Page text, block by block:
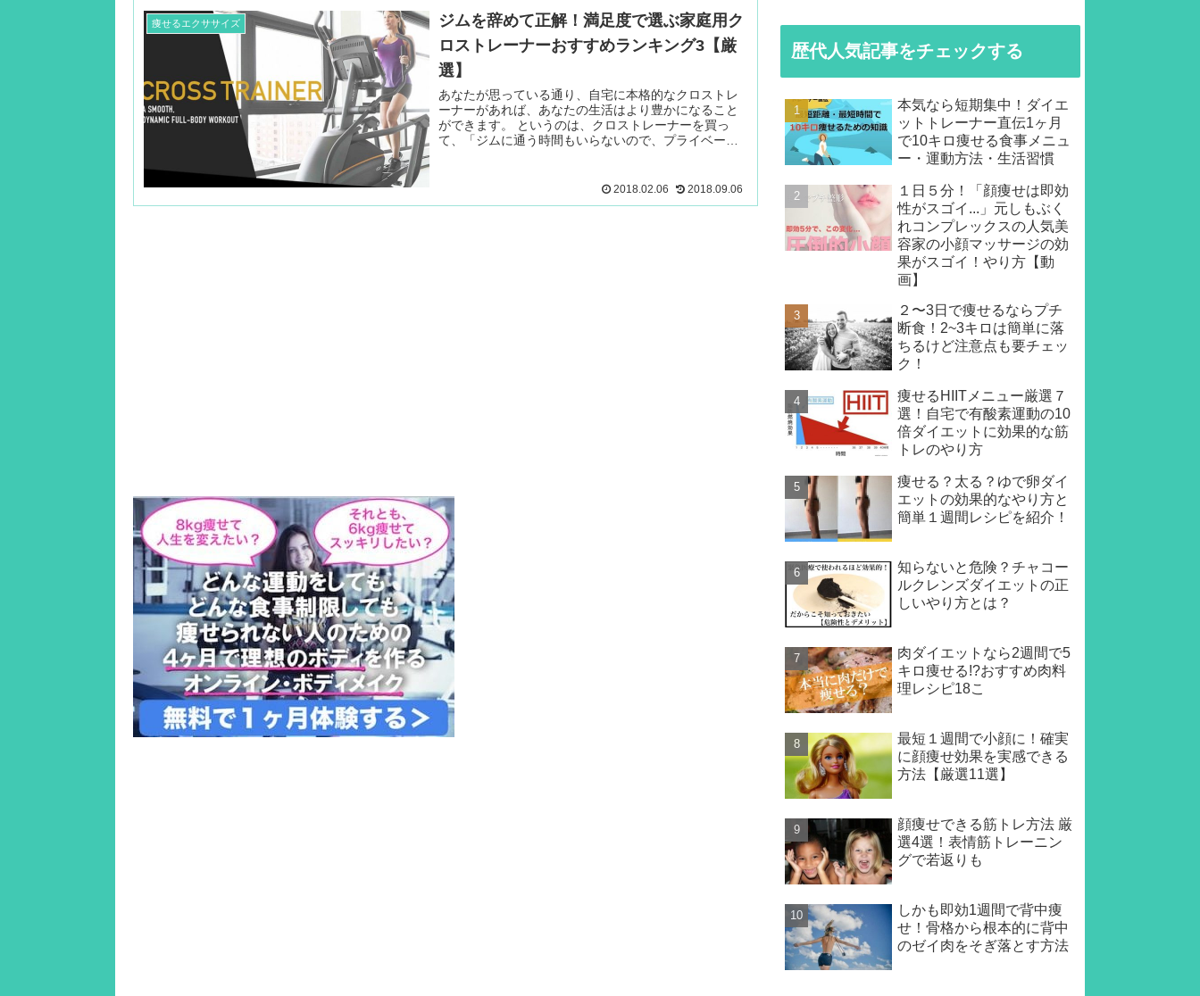
痩せるエクササイズ
ジムを辞めて正解！満足度で選ぶ家庭用ク
ロストレーナーおすすめランキング3【厳
選】
あなたが思っている通り、自宅に本格的なクロストレ
ーナーがあれば、あなたの生活はより豊かになること
ができます。 というのは、クロストレーナーを買っ
て、「ジムに通う時間もいらないので、プライベート
2018.02.06 2018.09.06
歴代人気記事をチェックする
本気なら短期集中！ダイエ
ットトレーナー直伝1ヶ月
で10キロ痩せる食事メニュ
ー・運動方法・生活習慣
１日５分！「顔痩せは即効
性がスゴイ...」元しもぶく
れコンプレックスの人気美
容家の小顔マッサージの効
果がスゴイ！やり方【動
画】
２〜3日で痩せるならプチ
断食！2~3キロは簡単に落
ちるけど注意点も要チェッ
ク！
痩せるHIITメニュー厳選７
選！自宅で有酸素運動の10
倍ダイエットに効果的な筋
トレのやり方
痩せる？太る？ゆで卵ダイ
エットの効果的なやり方と
簡単１週間レシピを紹介！
知らないと危険？チャコー
ルクレンズダイエットの正
しいやり方とは？
肉ダイエットなら2週間で5
キロ痩せる!?おすすめ肉料
理レシピ18こ
最短１週間で小顔に！確実
に顔痩せ効果を実感できる
方法【厳選11選】
顔痩せできる筋トレ方法 厳
選4選！表情筋トレーニン
グで若返りも
しかも即効1週間で背中痩
せ！骨格から根本的に背中
のゼイ肉をそぎ落とす方法